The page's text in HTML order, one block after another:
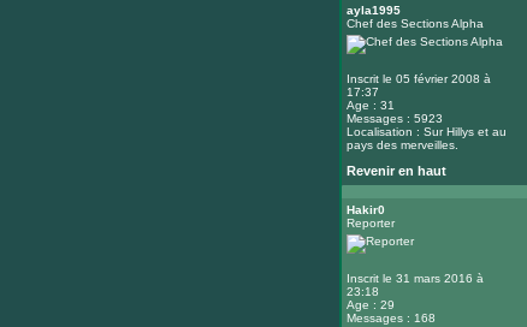
ayla1995
Chef des Sections Alpha
Inscrit le 05 février 2008 à
17:37
Age : 31
Messages : 5923
Localisation : Sur Hillys et au
pays des merveilles.
Revenir en haut
Hakir0
Reporter
Inscrit le 31 mars 2016 à
23:18
Age : 29
Messages : 168